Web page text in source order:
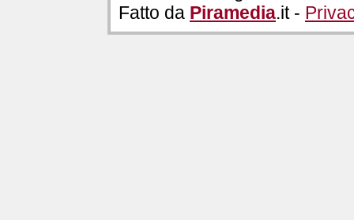
Fatto da Piramedia.it -